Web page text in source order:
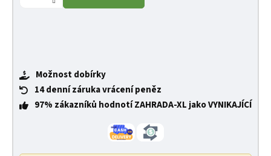
Možnost dobírky
14 denní záruka vrácení peněz
97% zákazníků hodnotí ZAHRADA-XL jako VYNIKAJÍCÍ